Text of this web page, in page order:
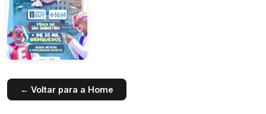
← Voltar para a Home